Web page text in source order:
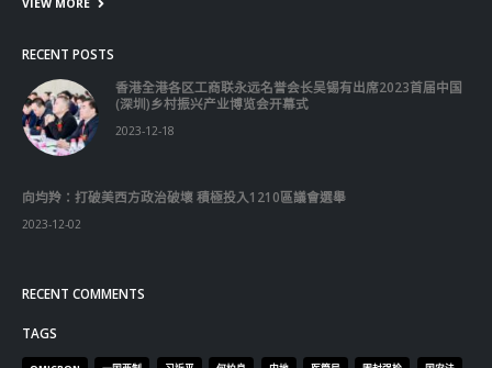
VIEW MORE
RECENT POSTS
香港全港各区工商联永远名誉会长吴锡有出席2023首届中国
(深圳)乡村振兴产业博览会开幕式
2023-12-18
向均羚：打破美西方政治破壞 積極投入1210區議會選舉
2023-12-02
RECENT COMMENTS
TAGS